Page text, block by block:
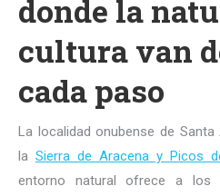
donde la
cultura van
cada paso
La localidad onubense de
la Sierra de Aracena y Picos
entorno natural ofrece a los